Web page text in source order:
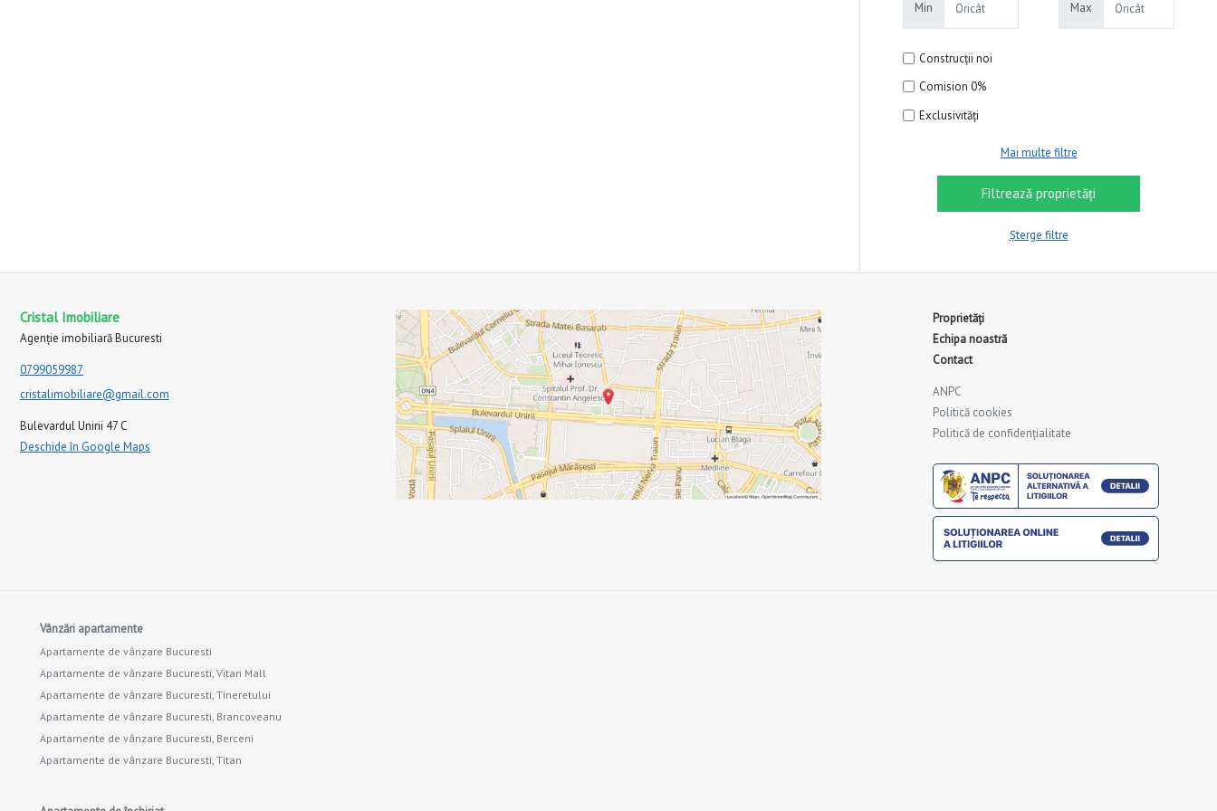
Min Max
Construcții noi
Comision 0%
Exclusivități
Mai multe filtre
Șterge filtre
Cristal Imobiliare
Agenție imobiliară Bucuresti
0799059987
cristalimobiliare@gmail.com
Bulevardul Unirii 47 C
Deschide în Google Maps
Proprietăți
Echipa noastră
Contact
ANPC
Politică cookies
Politică de confidențialitate
Vânzări apartamente
Apartamente de vânzare Bucuresti
Apartamente de vânzare Bucuresti, Vitan Mall
Apartamente de vânzare Bucuresti, Tineretului
Apartamente de vânzare Bucuresti, Brancoveanu
Apartamente de vânzare Bucuresti, Berceni
Apartamente de vânzare Bucuresti, Titan